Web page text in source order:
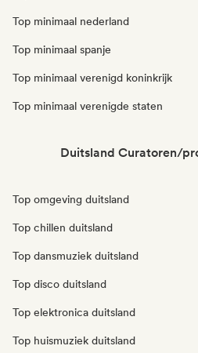
Top minimaal nederland
Top minimaal spanje
Top minimaal verenigd koninkrijk
Top minimaal verenigde staten
Duitsland Curatoren/
Top omgeving duitsland
Top chillen duitsland
Top dansmuziek duitsland
Top disco duitsland
Top elektronica duitsland
Top huismuziek duitsland